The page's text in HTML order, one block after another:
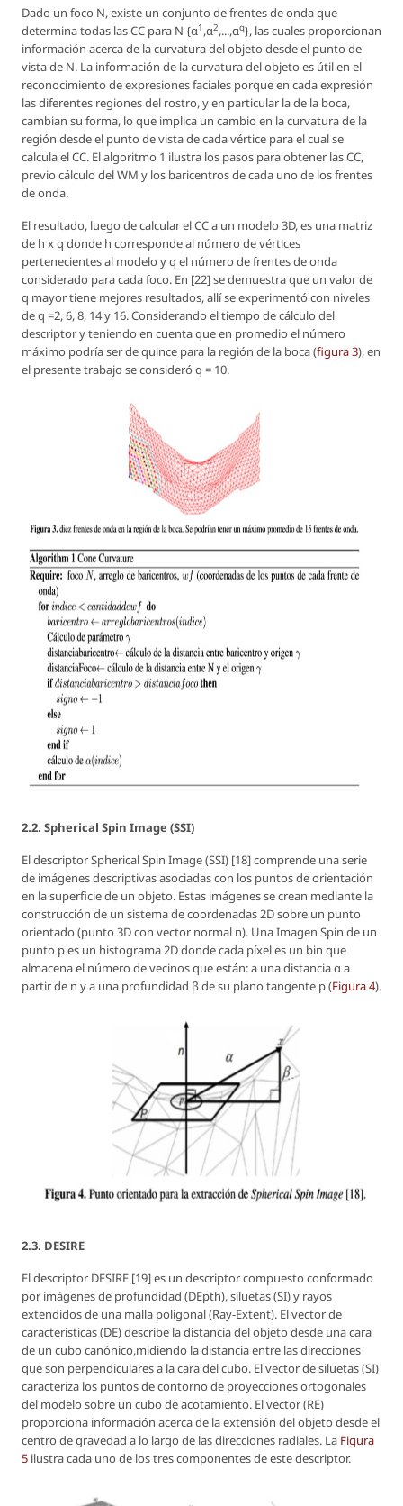
Dado un foco N, existe un conjunto de frentes de onda que
determina todas las CC para N {α1 ,α2,...,αq}, las cuales proporcionan
información acerca de la curvatura del objeto desde el punto de
vista de N. La información de la curvatura del objeto es útil en el
reconocimiento de expresiones faciales porque en cada expresión
las diferentes regiones del rostro, y en particular la de la boca,
cambian su forma, lo que implica un cambio en la curvatura de la
región desde el punto de vista de cada vértice para el cual se
calcula el CC. El algoritmo 1 ilustra los pasos para obtener las CC,
previo cálculo del WM y los baricentros de cada uno de los frentes
de onda.
El resultado, luego de calcular el CC a un modelo 3D, es una matriz
de h x q donde h corresponde al número de vértices
pertenecientes al modelo yq el número de frentes de onda
considerado para cada foco. En [22] se demuestra que un valor de
q mayor tiene mejores resultados, allí se experimentó con niveles
deq =2, 6, 8, 14 y 16. Considerando el tiempo de cálculo del
descriptor y teniendo en cuenta que en promedio el número
máximo podría ser de quince para la región de la boca (figura 3), en
el presente trabajo se consideró q = 10.
2.2. Spherical Spin Image (SSI)
El descriptor Spherical Spin Image (SSI) [18] comprende una serie
de imágenes descriptivas asociadas con los puntos de orientación
en la superficie de un objeto. Estas imágenes se crean mediante la
construcción de un sistema de coordenadas 2D sobre un punto
orientado (punto 3D con vector normal n). Una Imagen Spin de un
punto p es un histograma 2D donde cada píxel es un bin que
almacena el número de vecinos que están: a una distancia α a
partir de n y a una profundidad β de su plano tangente p (Figura 4).
2.3. DESIRE
El descriptor DESIRE [19] es un descriptor compuesto conformado
por imágenes de profundidad (DEpth), siluetas (SI) y rayos
extendidos de una malla poligonal (Ray-Extent). El vector de
características (DE) describe la distancia del objeto desde una cara
de un cubo canónico,midiendo la distancia entre las direcciones
que son perpendiculares a la cara del cubo. El vector de siluetas (SI)
caracteriza los puntos de contorno de proyecciones ortogonales
del modelo sobre un cubo de acotamiento. El vector (RE)
proporciona información acerca de la extensión del objeto desde el
centro de gravedad a lo largo de las direcciones radiales. La Figura
5 ilustra cada uno de los tres componentes de este descriptor.